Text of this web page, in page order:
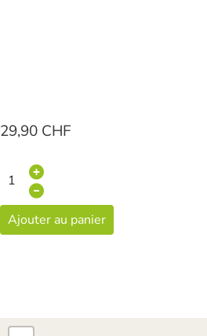
29,90 CHF
Ajouter au panier